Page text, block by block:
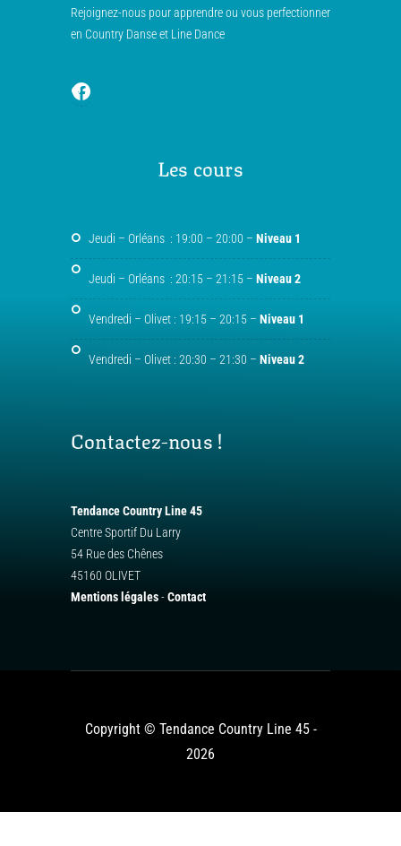
Rejoignez-nous pour apprendre ou vous perfectionner
en Country Danse et Line Dance
Les cours
Jeudi – Orléans : 19:00 – 20:00 – Niveau 1
Jeudi – Orléans : 20:15 – 21:15 – Niveau 2
Vendredi – Olivet : 19:15 – 20:15 – Niveau 1
Vendredi – Olivet : 20:30 – 21:30 – Niveau 2
Contactez-nous !
Tendance Country Line 45
Centre Sportif Du Larry
54 Rue des Chênes
45160 OLIVET
Mentions légales-Contact
Copyright © Tendance Country Line 45 -
2026